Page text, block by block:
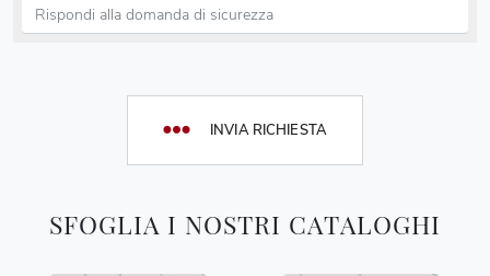
SFOGLIA I NOSTRI CATALOGHI
INVIA RICHIESTA